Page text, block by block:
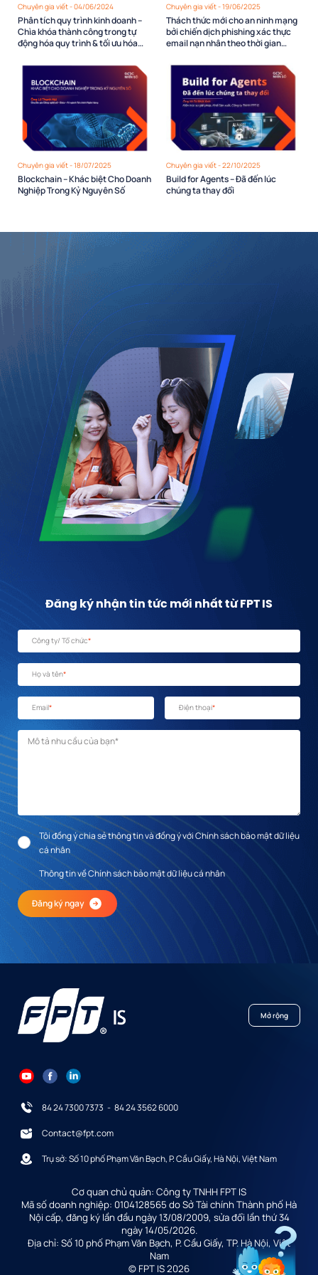
Chuyên gia viết - 04/06/2024
Phân tích quy trình kinh doanh –
Chìa khóa thành công trong tự
động hóa quy trình & tối ưu hóa
Chuyên gia viết - 19/06/2025
Thách thức mới cho an ninh mạng
bởi chiến dịch phishing xác thực
email nạn nhân theo thời gian
Chuyên gia viết - 18/07/2025
Blockchain – Khác biệt Cho Doanh
Nghiệp Trong Kỷ Nguyên Số
Chuyên gia viết - 22/10/2025
Build for Agents – Đã đến lúc
chúng ta thay đổi
Đăng ký nhận tin tức mới nhất từ FPT IS
Công ty/ Tổ chức*
Họ và tên*
Email* Điện thoại*
Mô tả nhu cầu *
Tôi đồng ý chia sẻ thông tin và đồng ý với Chính sách bảo mật dữ liệu
cá nhân
Thông tin về Chính sách bảo mật dữ liệu cá nhân
Đăng ký ngay
Mở rộng
84 24 7300 7373 - 84 24 3562 6000
Contact@fpt.com
Trụ sở: Số 10 phố Phạm Văn Bạch, P. Cầu Giấy, Hà Nội, Việt Nam
Cơ quan chủ quản: Công ty TNHH FPT IS
Mã số doanh nghiệp: 0104128565 do Sở Tài chính Thành phố Hà
Nội cấp, đăng ký lần đầu ngày 13/08/2009, sửa đổi lần thứ 34
ngày 14/05/2026.
Địa chỉ: Số 10 phố Phạm Văn Bạch, P. Cầu Giấy, TP. Hà Nội, Việt
Nam
© FPT IS 2026